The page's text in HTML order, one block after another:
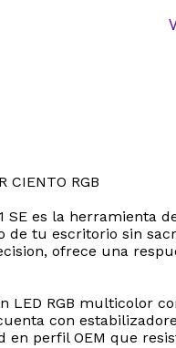
CIENTO RGB
SE es la
de tu escritorio sin
ofrece una
RGB multicolor
con
perfil OEM que